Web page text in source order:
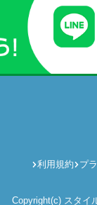
利用規約 プ
Copyright(c) スタイ